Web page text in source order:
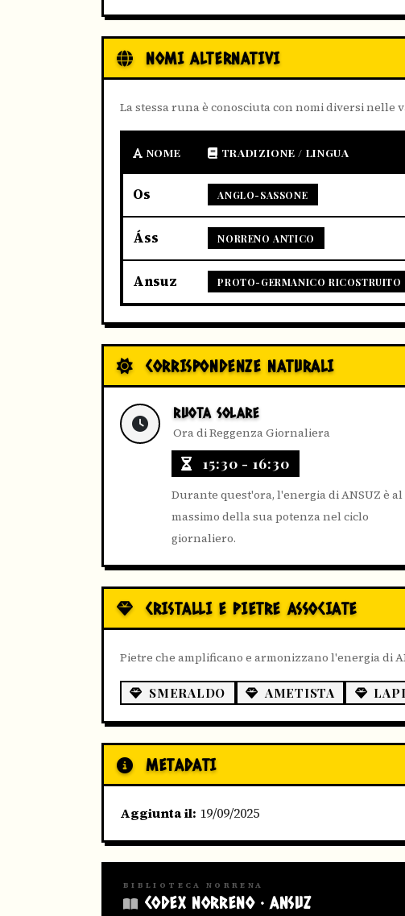
NOMI ALTERNATIVI
La stessa runa è conosciuta con nomi diversi
NOME TRADIZIONE / LINGUA
Os ANGLO-SASSONE
Áss NORRENO ANTICO
Ansuz PROTO-GERMANICO RICOSTRUITO
CORRISPONDENZE NATURALI
RUOTA SOLARE
Ora di Reggenza Giornaliera
15:30 - 16:30
Durante quest'ora, l'energia di ANSUZ è al
massimo della sua potenza nel ciclo
giornaliero.
CRISTALLI E PIETRE ASSOCIATE
Pietre che amplificano e armonizzano l'energia di
SMERALDO AMETISTA
METADATI
Aggiunta il: 19/09/2025
BIBLIOTECA NORRENA
CODEX NORRENO · ANSUZ